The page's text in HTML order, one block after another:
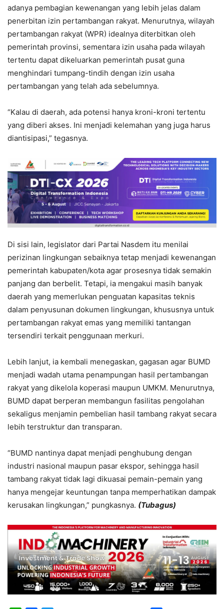
adanya pembagian kewenangan yang lebih jelas dalam
penerbitan izin pertambangan rakyat. Menurutnya, wilayah
pertambangan rakyat (WPR) idealnya diterbitkan oleh
pemerintah provinsi, sementara izin usaha pada wilayah
tertentu dapat dikeluarkan pemerintah pusat guna
menghindari tumpang-tindih dengan izin usaha
pertambangan yang telah ada sebelumnya.
“Kalau di daerah, ada potensi hanya kroni-kroni tertentu
yang diberi akses. Ini menjadi kelemahan yang juga harus
diantisipasi,” tegasnya.
Di sisi lain, legislator dari Partai Nasdem itu menilai
perizinan lingkungan sebaiknya tetap menjadi kewenangan
pemerintah kabupaten/kota agar prosesnya tidak semakin
panjang dan berbelit. Tetapi, ia mengakui masih banyak
daerah yang memerlukan penguatan kapasitas teknis
dalam penyusunan dokumen lingkungan, khususnya untuk
pertambangan rakyat emas yang memiliki tantangan
tersendiri terkait penggunaan merkuri.
Lebih lanjut, ia kembali menegaskan, gagasan agar BUMD
menjadi wadah utama penampungan hasil pertambangan
rakyat yang dikelola koperasi maupun UMKM. Menurutnya,
BUMD dapat berperan membangun fasilitas pengolahan
sekaligus menjamin pembelian hasil tambang rakyat secara
lebih terstruktur dan transparan.
“BUMD nantinya dapat menjadi penghubung dengan
industri nasional maupun pasar ekspor, sehingga hasil
tambang rakyat tidak lagi dikuasai pemain-pemain yang
hanya mengejar keuntungan tanpa memperhatikan dampak
kerusakan lingkungan,” pungkasnya. (Tubagus)